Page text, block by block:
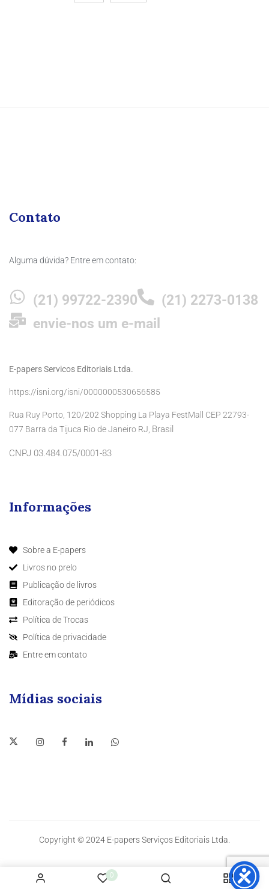
0
Contato
Alguma dúvida? Entre em contato:
(21) 99722-2390
(21) 2273-0138
envie-nos um e-mail
E-papers Servicos Editoriais Ltda.
https://isni.org/isni/0000000530656585
Rua Ruy Porto, 120/202 Shopping La Playa FestMall CEP 22793-
077 Barra da Tijuca Rio de Janeiro RJ, Brasil
CNPJ 03.484.075/0001-83
Informações
Sobre a E-papers
Livros no prelo
Publicação de livros
Editoração de periódicos
Política de Trocas
Política de privacidade
Entre em contato
Mídias sociais
Copyright © 2024 E-papers Serviços Editoriais Ltda.